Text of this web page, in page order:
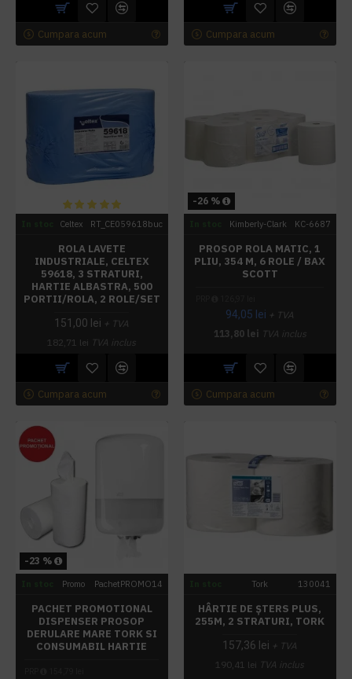
Cumpara acum Cumpara acum
Celtex RT_CE059618buc
ROLA LAVETE
INDUSTRIALE, CELTEX
59618, 3 STRATURI,
HARTIE ALBASTRA, 500
PORTII/ROLA, 2 ROLE/SET
151,00 lei + TVA
182,71 lei TVA inclus
Cumpara acum
-26 %
Kimberly-Clark KC-6687
PROSOP ROLA MATIC, 1
PLIU, 354 M, 6 ROLE / BAX
SCOTT
94,05 lei + TVA
113,80 lei TVA inclus
Cumpara acum
-23 %
Promo PachetPROMO14
PACHET PROMOTIONAL
DISPENSER PROSOP
DERULARE MARE TORK SI
CONSUMABIL HARTIE
Tork 130041
HÂRTIE DE ȘTERS PLUS,
255M, 2 STRATURI, TORK
157,36 lei + TVA
190,41 lei TVA inclus